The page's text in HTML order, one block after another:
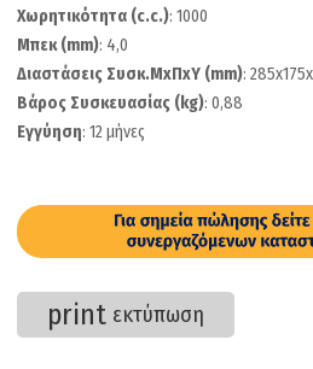
Χωρητικότητα (c.c.): 1000
Μπεκ (mm): 4,0
Διαστάσεις Συσκ.ΜxΠxΥ (mm):
Βάρος Συσκευασίας (kg): 0,88
Εγγύηση: 12 μήνες
print εκτύπωση